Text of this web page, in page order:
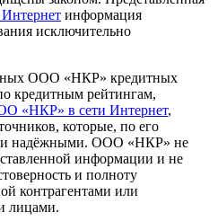
информация
исключительно
ООО «НКР» кредитных
кредитным рейтингам,
«НКР» в сети Интернет,
которые, по его
и надёжными. ООО «НКР» не
информации и не
и полноту
контрагентами или
лицами.